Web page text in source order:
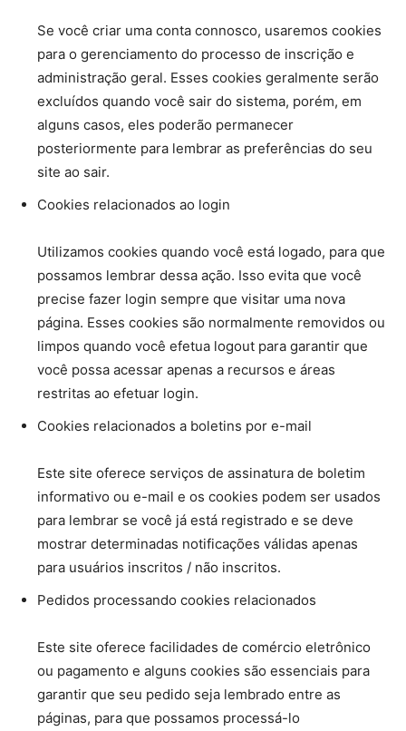
Se você criar uma conta connosco, usaremos cookies
para o gerenciamento do processo de inscrição e
administração geral. Esses cookies geralmente serão
excluídos quando você sair do sistema, porém, em
alguns casos, eles poderão permanecer
posteriormente para lembrar as preferências do seu
site ao sair.
Cookies relacionados ao login
Utilizamos cookies quando você está logado, para que
possamos lembrar dessa ação. Isso evita que você
precise fazer login sempre que visitar uma nova
página. Esses cookies são normalmente removidos ou
limpos quando você efetua logout para garantir que
você possa acessar apenas a recursos e áreas
restritas ao efetuar login.
Cookies relacionados a boletins por e-mail
Este site oferece serviços de assinatura de boletim
informativo ou e-mail e os cookies podem ser usados ​​
para lembrar se você já está registrado e se deve
mostrar determinadas notificações válidas apenas
para usuários inscritos / não inscritos.
Pedidos processando cookies relacionados
Este site oferece facilidades de comércio eletrônico
ou pagamento e alguns cookies são essenciais para
garantir que seu pedido seja lembrado entre as
páginas, para que possamos processá-lo